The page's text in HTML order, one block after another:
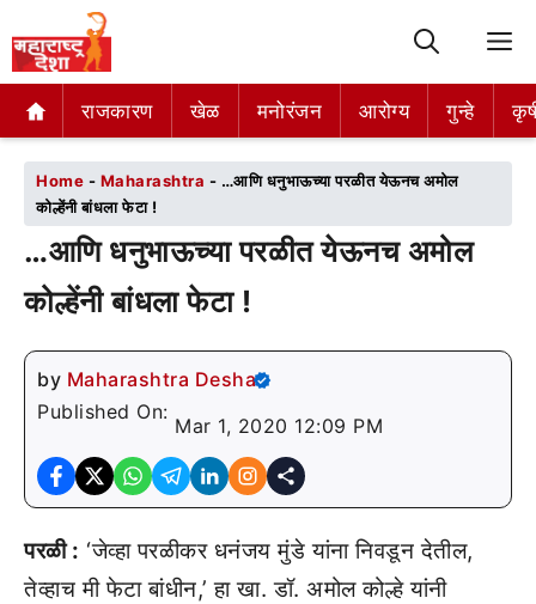
राजकारण खेळ मनोरंजन आरोग्य गुन्हे
राजकारण खेळ मनोरंजन आरोग्य गुन्हे
Home - Maharashtra - …आणि धनुभाऊच्या परळीत येऊनच अमोल
कोल्हेंनी बांधला फेटा !
…आणि धनुभाऊच्या परळीत येऊनच अमोल
कोल्हेंनी बांधला फेटा !
by Maharashtra Desha
Published On:
Mar 1, 2020 12:09 PM
परळी : ‘जेव्हा परळीकर धनंजय मुंडे यांना निवडून देतील,
तेव्हाच मी फेटा बांधीन,’ हा खा. डॉ. अमोल कोल्हे यांनी